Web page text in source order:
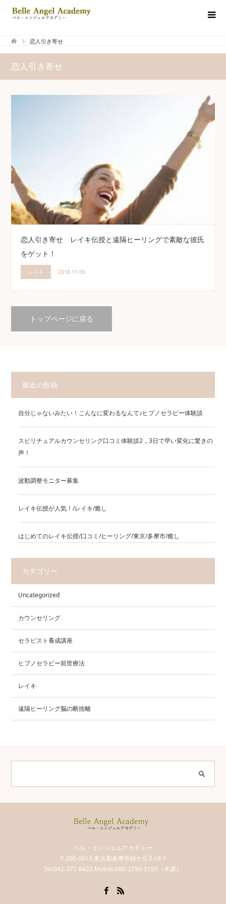
恋人引き寄せ
恋人引き寄せ
恋人引き寄せ レイキ伝授と遠隔ヒーリングで素敵な彼氏
をゲット！
レイキ 2018.11.06
トップページに戻る
最近の投稿
自分じゃないみたい！こんなに変わるなんて♪ヒプノセラピー体験談
スピリチュアルカウンセリング口コミ体験談2，3日で早い変化に驚きの
声！
波動調整モニター募集
レイキ伝授が人気！/レイキ/癒し
はじめてのレイキ伝授/口コミ/ヒーリング/東京/多摩市/癒し
カテゴリー
Uncategorized
カウンセリング
セラピスト養成講座
ヒプノセラピー前世療法
レイキ
遠隔ヒーリング脳の断捨離
ベル・エンジェルアカデミー
〒206-0013 東京都多摩市桜ケ丘3-18-1
Tel:042-371-8423 Mobile:080-3750-5195（木原）